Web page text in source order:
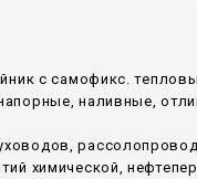
c самофикс.
наливные,
химической,